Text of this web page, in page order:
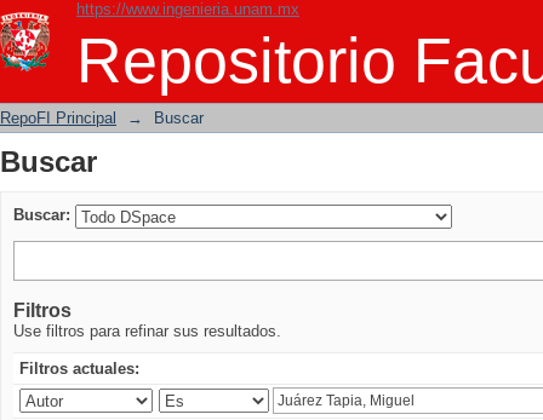
https://www.ingenieria.unam.mx
Repositorio
Buscar
RepoFI Principal → Buscar
Buscar
Buscar:
Filtros
Use filtros para refinar sus resultados.
Filtros actuales: